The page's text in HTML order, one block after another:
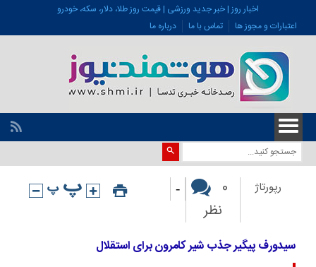
اخبار روز | خبر جدید ورزشی | قیمت روز طلا، دلار، سکه، خودرو
اعتبارات و مجوز ها
تماس با ما درباره ما
رپورتاژ
0
نظر
-
سیدورف پیگیر جذب شیر کامرون برای استقلال